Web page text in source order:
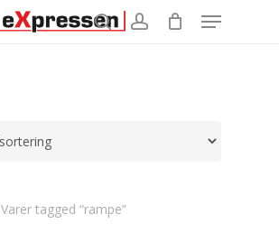
Menu
Varer tagged “rampe”